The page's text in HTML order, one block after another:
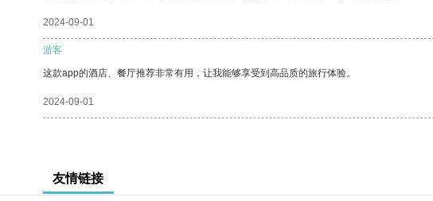
2024-09-01
游客
这款app的酒店、餐厅推荐非常有用，让我能够享受到高品质的旅行体验。
2024-09-01
友情链接